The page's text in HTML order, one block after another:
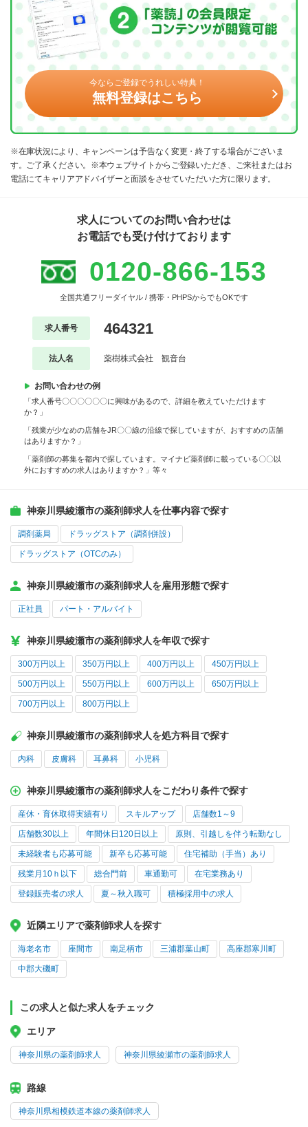
今ならご登録でうれしい特典！
無料登録はこちら
※在庫状況により、キャンペーンは予告なく変更・終了する場合がございま
す。ご了承ください。※本ウェブサイトからご登録いただき、ご来社またはお
電話にてキャリアアドバイザーと面談をさせていただいた方に限ります。
求人についてのお問い合わせは
お電話でも受け付けております
0120-866-153
全国共通フリーダイヤル / 携帯・PHPSからでもOKです
求人番号 464321
法人名 薬樹株式会社 観音台
お問い合わせの例
「求人番号〇〇〇〇〇〇に興味があるので、詳細を教えていただけます
か？」
「残業が少なめの店舗をJR〇〇線の沿線で探していますが、おすすめの店舗
はありますか？」
「薬剤師の募集を都内で探しています。マイナビ薬剤師に載っている〇〇以
外におすすめの求人はありますか？」等々
神奈川県綾瀬市の薬剤師求人を仕事内容で探す
調剤薬局 ドラッグストア（調剤併設）
ドラッグストア（OTCのみ）
神奈川県綾瀬市の薬剤師求人を雇用形態で探す
正社員 パート・アルバイト
神奈川県綾瀬市の薬剤師求人を年収で探す
300万円以上 350万円以上 400万円以上 450万円以上
500万円以上 550万円以上 600万円以上 650万円以上
700万円以上 800万円以上
神奈川県綾瀬市の薬剤師求人を処方科目で探す
内科 皮膚科 耳鼻科 小児科
神奈川県綾瀬市の薬剤師求人をこだわり条件で探す
産休・育休取得実績有り スキルアップ 店舗数1～9
店舗数30以上 年間休日120日以上 原則、引越しを伴う転勤なし
未経験者も応募可能 新卒も応募可能 住宅補助（手当）あり
残業月10ｈ以下 総合門前 車通勤可 在宅業務あり
登録販売者の求人 夏～秋入職可 積極採用中の求人
近隣エリアで薬剤師求人を探す
海老名市 座間市 南足柄市 三浦郡葉山町 高座郡寒川町
中郡大磯町
この求人と似た求人をチェック
エリア
神奈川県の薬剤師求人 神奈川県綾瀬市の薬剤師求人
路線
神奈川県相模鉄道本線の薬剤師求人